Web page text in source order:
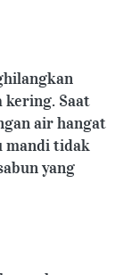
kering. Saat
air hangat
mandi tidak
yang